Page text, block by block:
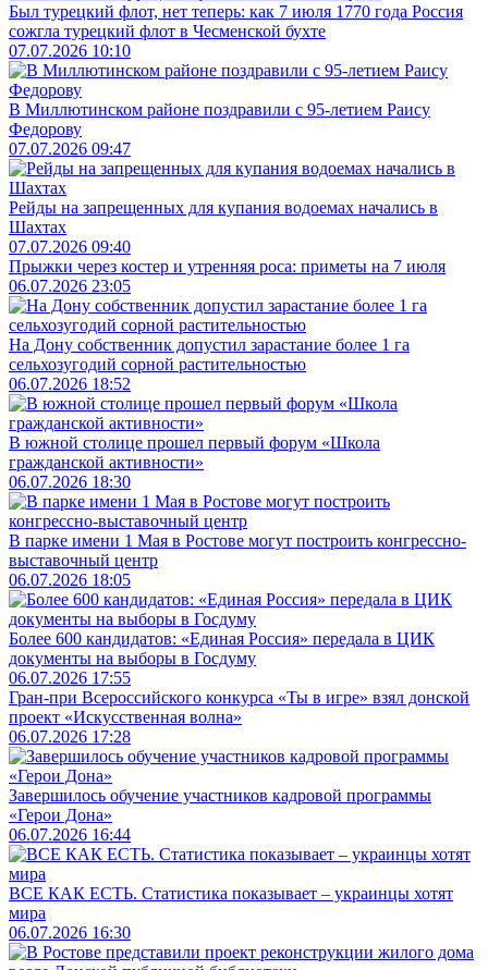
Был турецкий флот, нет теперь: как 7 июля 1770 года Россия
сожгла турецкий флот в Чесменской бухте
07.07.2026 10:10
В Миллютинском районе поздравили с 95-летием Раису
Федорову
07.07.2026 09:47
Рейды на запрещенных для купания водоемах начались в
Шахтах
07.07.2026 09:40
Прыжки через костер и утренняя роса: приметы на 7 июля
06.07.2026 23:05
На Дону собственник допустил зарастание более 1 га
сельхозугодий сорной растительностью
06.07.2026 18:52
В южной столице прошел первый форум «Школа
гражданской активности»
06.07.2026 18:30
В парке имени 1 Мая в Ростове могут построить конгрессно-
выставочный центр
06.07.2026 18:05
Более 600 кандидатов: «Единая Россия» передала в ЦИК
документы на выборы в Госдуму
06.07.2026 17:55
Гран-при Всероссийского конкурса «Ты в игре» взял донской
проект «Искусственная волна»
06.07.2026 17:28
Завершилось обучение участников кадровой программы
«Герои Дона»
06.07.2026 16:44
ВСЕ КАК ЕСТЬ. Статистика показывает – украинцы хотят
мира
06.07.2026 16:30